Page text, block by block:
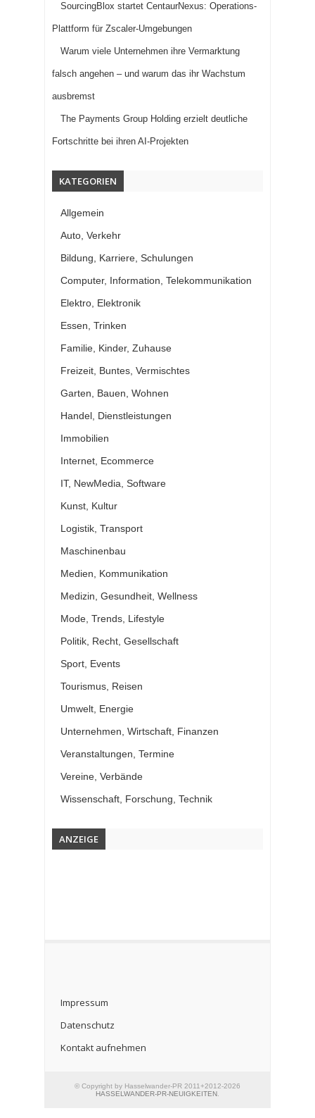
SourcingBlox startet CentaurNexus: Operations-
Plattform für Zscaler-Umgebungen
Warum viele Unternehmen ihre Vermarktung
falsch angehen – und warum das ihr Wachstum
ausbremst
The Payments Group Holding erzielt deutliche
Fortschritte bei ihren AI-Projekten
KATEGORIEN
Allgemein
Auto, Verkehr
Bildung, Karriere, Schulungen
Computer, Information, Telekommunikation
Elektro, Elektronik
Essen, Trinken
Familie, Kinder, Zuhause
Freizeit, Buntes, Vermischtes
Garten, Bauen, Wohnen
Handel, Dienstleistungen
Immobilien
Internet, Ecommerce
IT, NewMedia, Software
Kunst, Kultur
Logistik, Transport
Maschinenbau
Medien, Kommunikation
Medizin, Gesundheit, Wellness
Mode, Trends, Lifestyle
Politik, Recht, Gesellschaft
Sport, Events
Tourismus, Reisen
Umwelt, Energie
Unternehmen, Wirtschaft, Finanzen
Veranstaltungen, Termine
Vereine, Verbände
Wissenschaft, Forschung, Technik
ANZEIGE
Impressum
Datenschutz
Kontakt aufnehmen
© Copyright by Hasselwander-PR 2011+2012-2026
HASSELWANDER-PR-NEUIGKEITEN.